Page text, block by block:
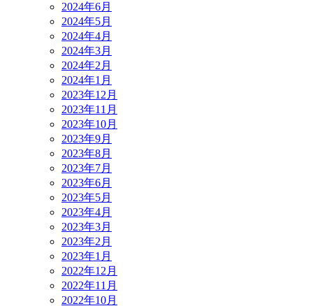
2024年6月
2024年5月
2024年4月
2024年3月
2024年2月
2024年1月
2023年12月
2023年11月
2023年10月
2023年9月
2023年8月
2023年7月
2023年6月
2023年5月
2023年4月
2023年3月
2023年2月
2023年1月
2022年12月
2022年11月
2022年10月